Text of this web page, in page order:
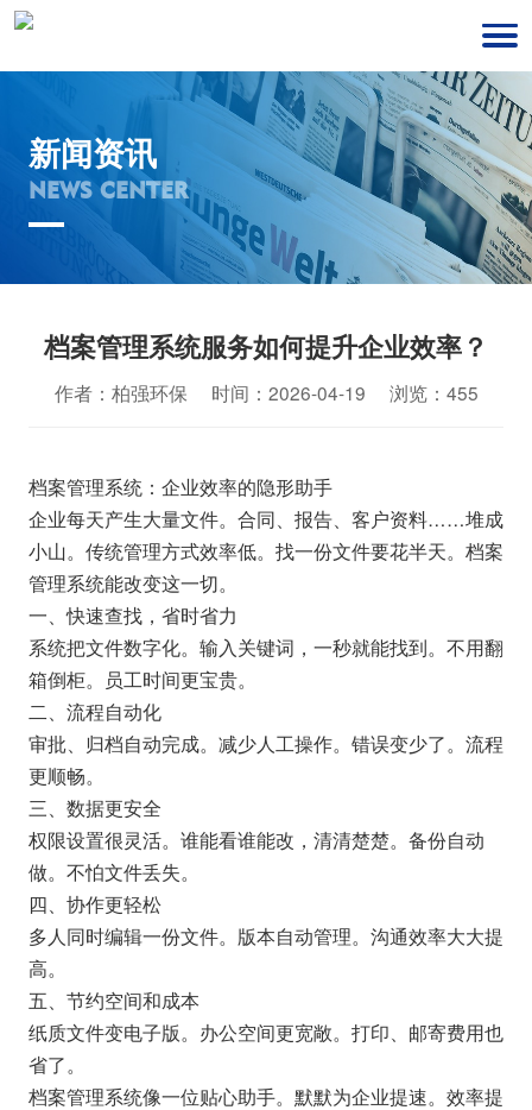
新闻资讯
NEWS CENTER
档案管理系统服务如何提升企业效率？
作者：柏强环保 时间：2026-04-19 浏览：455
档案管理系统：企业效率的隐形助手
企业每天产生大量文件。合同、报告、客户资料……堆成
小山。传统管理方式效率低。找一份文件要花半天。档案
管理系统能改变这一切。
一、快速查找，省时省力
系统把文件数字化。输入关键词，一秒就能找到。不用翻
箱倒柜。员工时间更宝贵。
二、流程自动化
审批、归档自动完成。减少人工操作。错误变少了。流程
更顺畅。
三、数据更安全
权限设置很灵活。谁能看谁能改，清清楚楚。备份自动
做。不怕文件丢失。
四、协作更轻松
多人同时编辑一份文件。版本自动管理。沟通效率大大提
高。
五、节约空间和成本
纸质文件变电子版。办公空间更宽敞。打印、邮寄费用也
省了。
档案管理系统像一位贴心助手。默默为企业提速。效率提